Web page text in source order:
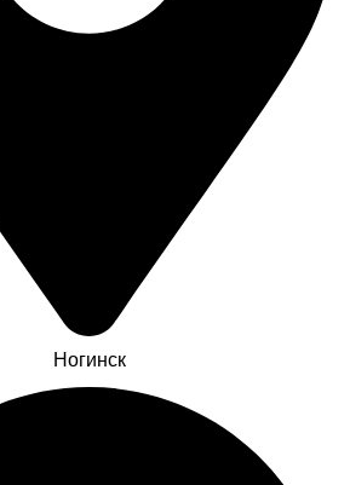
Ногинск